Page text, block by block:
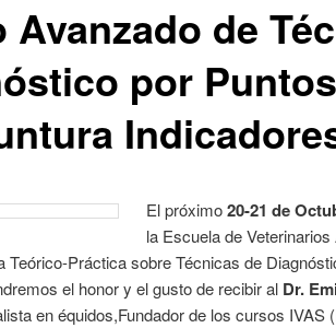
Avanzado de
por
El próximo20-21 de
la Escuela de
Teórico-Práctica sobre Técnicas de
el honor y el gusto de recibir al Dr.
en équidos,Fundador de los cursos IVAS